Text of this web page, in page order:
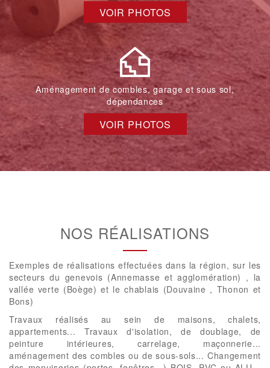
VOIR PHOTOS
Aménagement de combles, garage et sous sol,
dépendances
VOIR PHOTOS
NOS RÉALISATIONS
Exemples de réalisations effectuées dans la région, sur les
secteurs du genevois (Annemasse et agglomération) , la
vallée verte (Boège) et le chablais (Douvaine , Thonon et
Bons)
Travaux réalisés au sein de maisons, chalets,
appartements... Travaux d'isolation, de doublage, de
peinture intérieures, carrelage, maçonnerie...
aménagement des combles ou de sous-sols... Changement